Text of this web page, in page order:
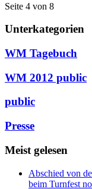
Seite 4 von 8
Unterkategorien
WM Tagebuch
WM 2012 public
public
Presse
Meist gelesen
Abschied von
beim Turnfest